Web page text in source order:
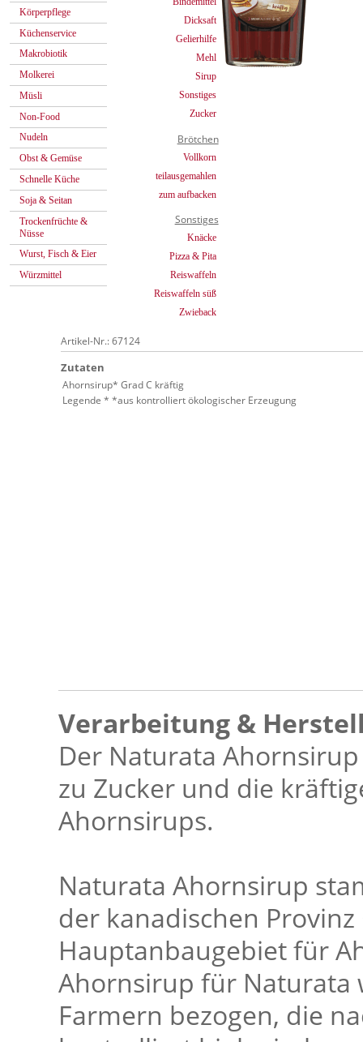
Körperpflege
Küchenservice
Makrobiotik
Molkerei
Müsli
Non-Food
Nudeln
Obst & Gemüse
Schnelle Küche
Soja & Seitan
Trockenfrüchte &
Nüsse
Wurst, Fisch & Eier
Würzmittel
Dicksaft
Gelierhilfe
Mehl
Sirup
Sonstiges
Zucker
Brötchen
Vollkorn
teilausgemahlen
zum aufbacken
Sonstiges
Knäcke
Pizza & Pita
Reiswaffeln
Reiswaffeln süß
Zwieback
Artikel-Nr.: 67124
Zutaten
Ahornsirup* Grad C kräftig
Legende * *aus kontrolliert ökologischer Erzeugung
Verarbeitung &
Der Naturata
zu Zucker und die
Ahornsirups.
Naturata Ahornsirup
der kanadischen
Hauptanbaugebiet für
Ahornsirup für Naturata
Farmern bezogen, die